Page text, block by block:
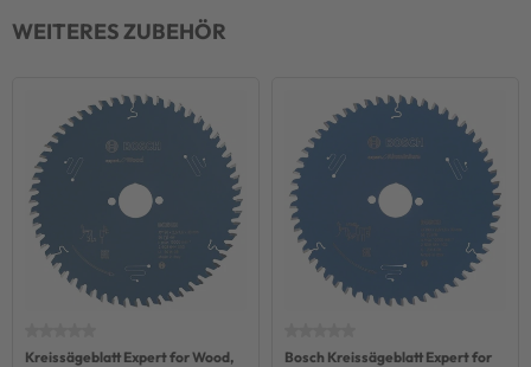
WEITERES ZUBEHÖR
Kreissägeblatt Expert for Wood,
Bosch Kreissägeblatt Expert for